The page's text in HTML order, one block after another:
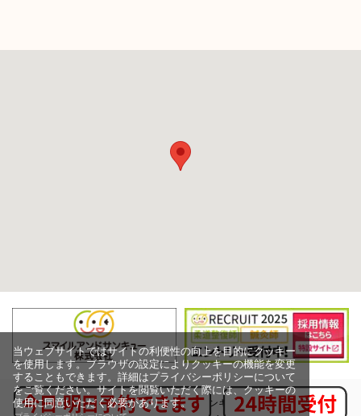
当ウェブサイトではサイトの利便性の向上を目的にクッキー
を使用します。ブラウザの設定によりクッキーの機能を変更
することもできます。詳細はプライバシーポリシーについて
をご覧ください。サイトを閲覧いただく際には、クッキーの
使用に同意いただく必要があります。
Copyright (c) スマイルアンドサンキュー株式会社,